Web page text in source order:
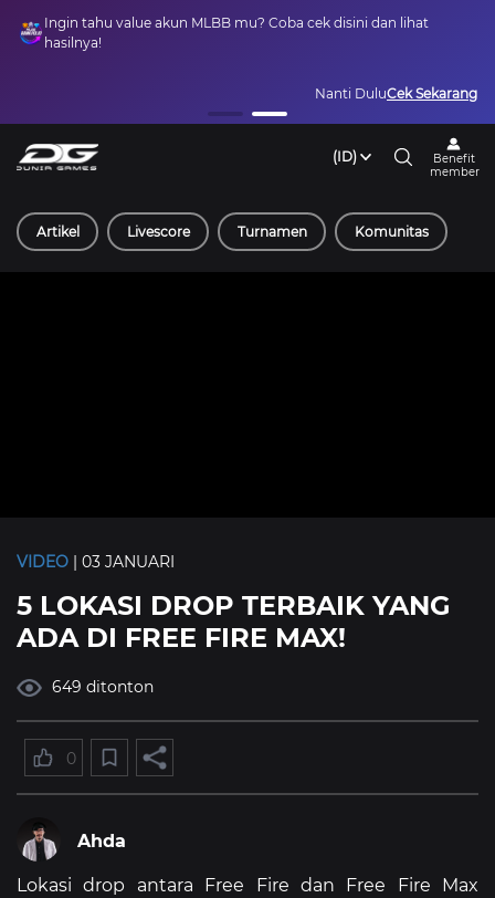
Ingin tahu value akun MLBB mu? Coba cek disini dan lihat
hasilnya!
Nanti DuluCek Sekarang
(ID)
Benefit
member
Artikel Livescore Turnamen Komunitas
VIDEO | 03 JANUARI
5 LOKASI DROP TERBAIK YANG
ADA DI FREE FIRE MAX!
649 ditonton
0
Ahda
Lokasi drop antara Free Fire dan Free Fire Max